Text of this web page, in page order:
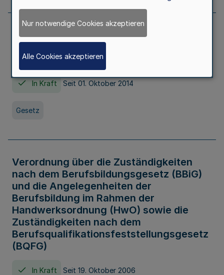
Gesetz über die Hochschulen des Landes
Nordrhein-Westfalen (Hochschulgesetz -
HG)
In Kraft Seit 01. Oktober 2014
Gesetz
Verordnung über die Zuständigkeiten
nach dem Berufsbildungsgesetz (BBiG)
und die Angelegenheiten der
Berufsbildung im Rahmen der
Handwerksordnung (HwO) sowie die
Zuständigkeiten nach dem
Berufsqualifikationsfeststellungsgesetz
(BQFG)
In Kraft Seit 19. Oktober 2006
Nur notwendige Cookies akzeptieren
Alle Cookies akzeptieren